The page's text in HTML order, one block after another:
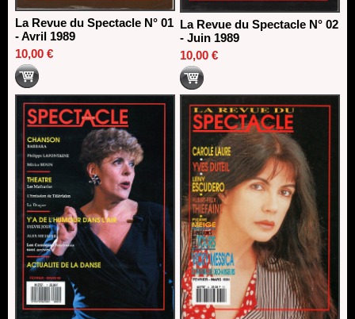
La Revue du Spectacle N° 01
- Avril 1989
10,00 €
La Revue du Spectacle N° 02
- Juin 1989
10,00 €